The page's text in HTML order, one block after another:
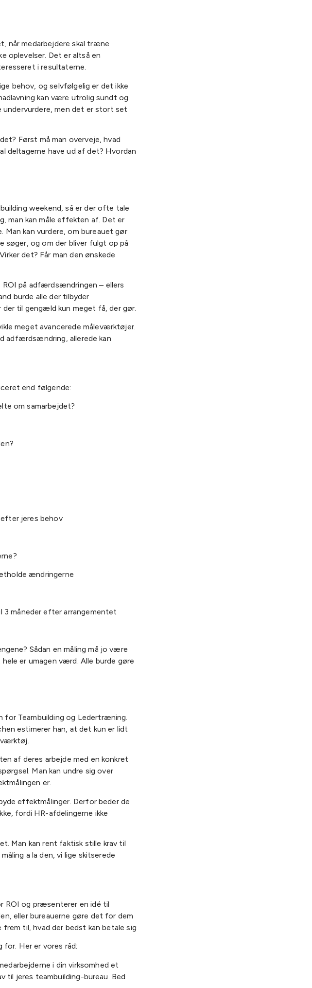
når medarbejdere skal træne
oplevelser. Det er altså en
i resultaterne.
behov, og selvfølgelig er det ikke
kan være utrolig sundt og
undervurdere, men det er stort set
Først må man overveje, hvad
deltagerne have ud af det? Hvordan
weekend, så er der ofte tale
kan måle effekten af. Det er
Man kan vurdere, om bureauet gør
søger, og om der bliver fulgt op på
det? Får man den ønskede
på adfærdsændringen – ellers
burde alle der tilbyder
til gengæld kun meget få, der gør.
meget avancerede måleværktøjer.
adfærdsændring, allerede kan
end følgende:
om samarbejdet?
jeres behov
ændringerne
måneder efter arrangementet
Sådan en måling må jo være
er umagen værd. Alle burde gøre
for Teambuilding og Ledertræning.
estimerer han, at det kun er lidt
af deres arbejde med en konkret
Man kan undre sig over
er.
effektmålinger. Derfor beder de
fordi HR-afdelingerne ikke
Man kan rent faktisk stille krav til
a la den, vi lige skitserede
ROI og præsenterer en idé til
eller bureauerne gøre det for dem
til, hvad der bedst kan betale sig
for. Her er vores råd:
i din virksomhed et
jeres teambuilding-bureau. Bed